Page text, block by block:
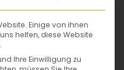
in deiner Küche.
Speisen
das Buch zu
Einige von ihnen
helfen, diese Website
Ihre Einwilligung zu